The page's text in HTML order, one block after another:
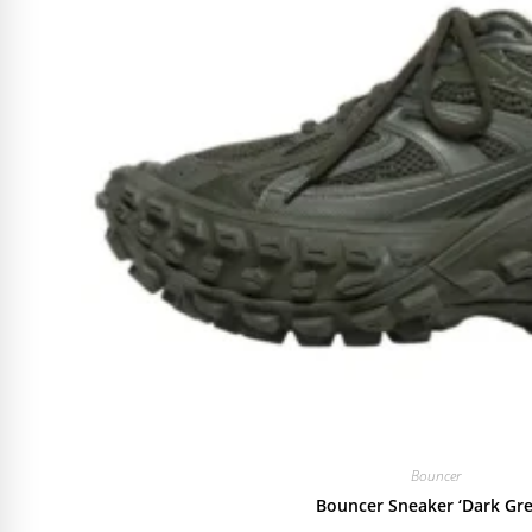
Bouncer
Bouncer Sneaker ‘Dark